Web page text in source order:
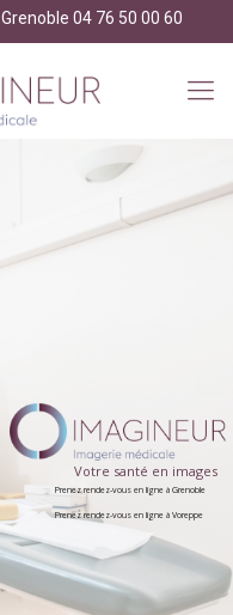
Grenoble04 76 50 00 60